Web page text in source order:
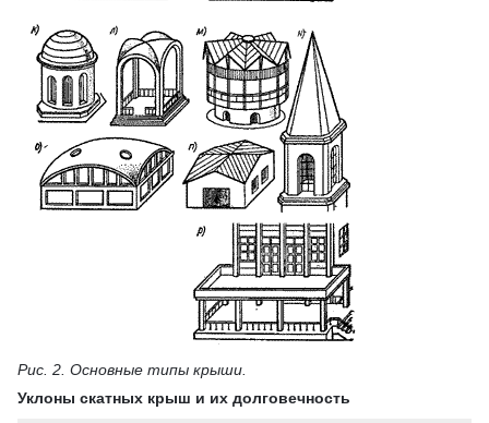
Рис. 2. Основные типы крыши.
Уклоны скатных крыш и их долговечность